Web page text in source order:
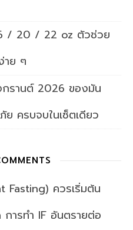
/ 20 / 22 oz ตัวช่วย
าย ๆ
กรานต์ 2026 ของมัน
ครบจบในเซ็ตเดียว
Fasting) ควรเริ่มต้น
การทำ IF อันตรายต่อ